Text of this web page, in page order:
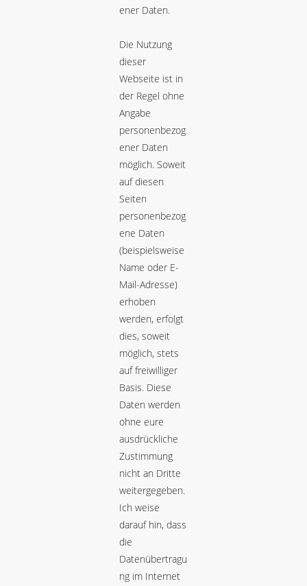
ener Daten.
Die Nutzung
dieser
Webseite ist in
der Regel ohne
Angabe
personenbezog
ener Daten
möglich. Soweit
auf diesen
Seiten
personenbezog
ene Daten
(beispielsweise
Name oder E-
Mail-Adresse)
erhoben
werden, erfolgt
dies, soweit
möglich, stets
auf freiwilliger
Basis. Diese
Daten werden
ohne eure
ausdrückliche
Zustimmung
nicht an Dritte
weitergegeben.
Ich weise
darauf hin, dass
die
Datenübertragu
ng im Internet